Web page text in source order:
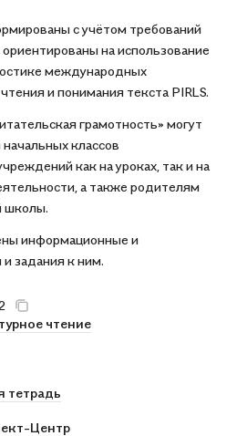
с учётом требований
на использование
международных
и понимания текста PIRLS.
грамотность» могут
классов
как на уроках, так и на
а также родителям
школы.
информационные и
задания к ним.
чтение
тетрадь
Центр